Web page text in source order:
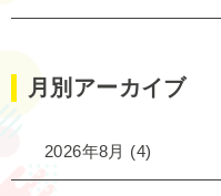
月別アーカイブ
2026年8月 (4)